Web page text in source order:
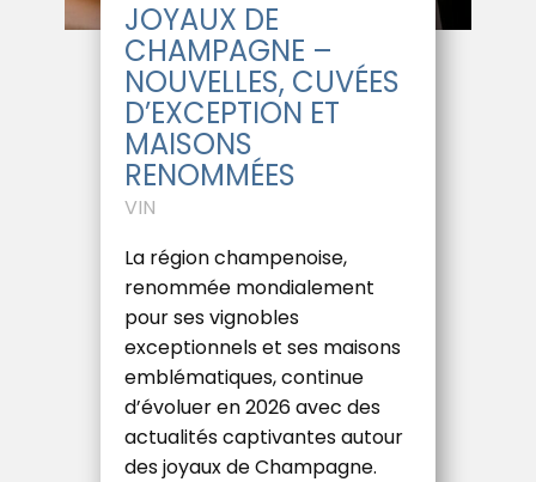
JOYAUX DE
CHAMPAGNE –
NOUVELLES, CUVÉES
D’EXCEPTION ET
MAISONS
RENOMMÉES
VIN
La région champenoise,
renommée mondialement
pour ses vignobles
exceptionnels et ses maisons
emblématiques, continue
d’évoluer en 2026 avec des
actualités captivantes autour
des joyaux de Champagne.